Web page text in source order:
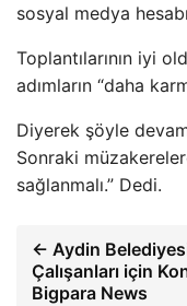
sosyal medya
Toplantılarının iyi
adımların “daha
Diyerek şöyle devam
Sonraki
sağlanmalı.” Dedi.
← Aydin
Çalışanları için
Bigpara News